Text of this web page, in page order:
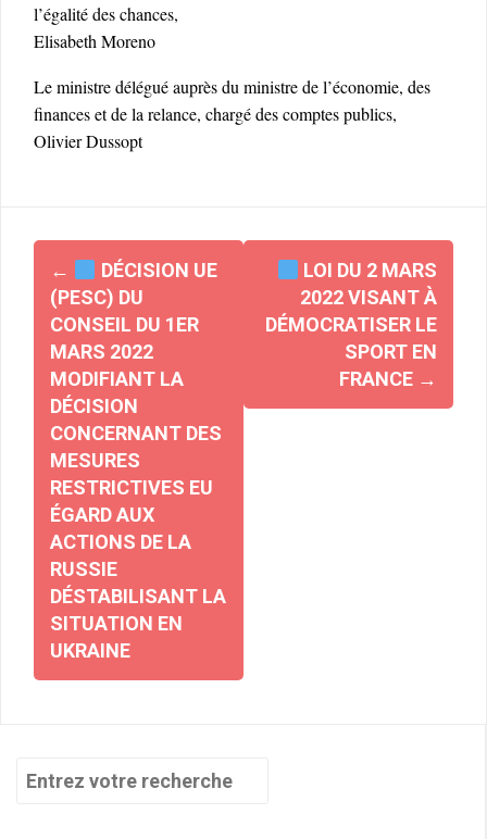
l’égalité des chances,
Elisabeth Moreno
Le ministre délégué auprès du ministre de l’économie, des
finances et de la relance, chargé des comptes publics,
Olivier Dussopt
Navigation
d'article
←
DÉCISION UE
(PESC) DU
CONSEIL DU 1ER
MARS 2022
MODIFIANT LA
DÉCISION
CONCERNANT DES
MESURES
RESTRICTIVES EU
ÉGARD AUX
ACTIONS DE LA
RUSSIE
DÉSTABILISANT LA
SITUATION EN
UKRAINE
LOI DU 2 MARS
2022 VISANT À
DÉMOCRATISER LE
SPORT EN
FRANCE →
Recherche